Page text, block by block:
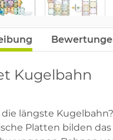
Kugelbahn
längste Kugelbahn?
Platten bilden